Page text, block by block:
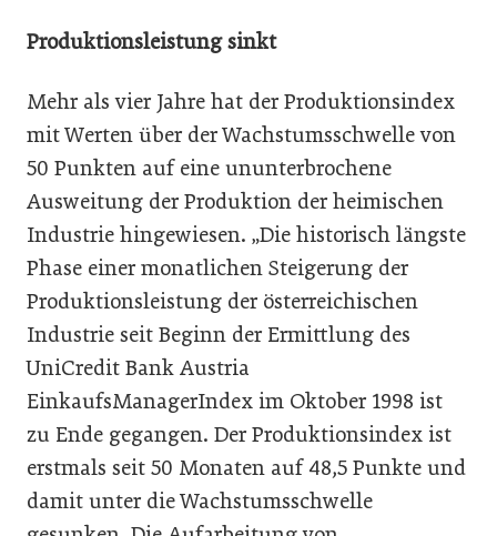
Produktionsleistung sinkt
Mehr als vier Jahre hat der Produktionsindex
mit Werten über der Wachstumsschwelle von
50 Punkten auf eine ununterbrochene
Ausweitung der Produktion der heimischen
Industrie hingewiesen. „Die historisch längste
Phase einer monatlichen Steigerung der
Produktionsleistung der österreichischen
Industrie seit Beginn der Ermittlung des
UniCredit Bank Austria
EinkaufsManagerIndex im Oktober 1998 ist
zu Ende gegangen. Der Produktionsindex ist
erstmals seit 50 Monaten auf 48,5 Punkte und
damit unter die Wachstumsschwelle